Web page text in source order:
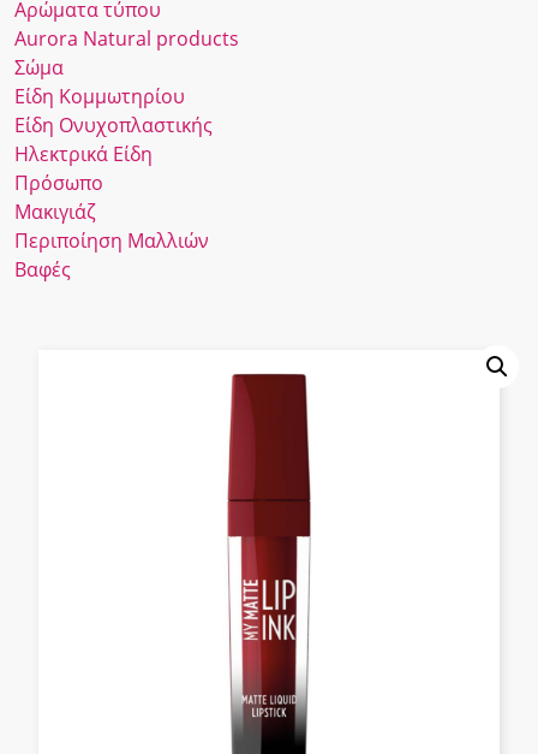
Αρώματα τύπου
Αurora Νatural products
Σώμα
Είδη Κομμωτηρίου
Είδη Ονυχοπλαστικής
Ηλεκτρικά Είδη
Πρόσωπο
Μακιγιάζ
Περιποίηση Μαλλιών
Βαφές